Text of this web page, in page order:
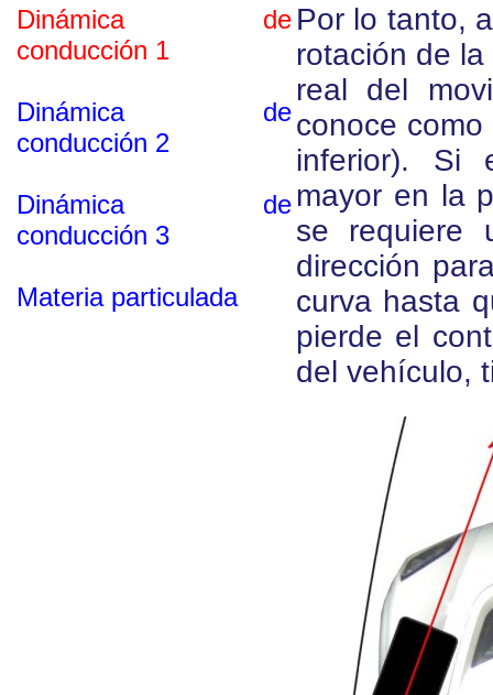
Dinámica de
conducción 1
Dinámica de
conducción 2
Dinámica de
conducción 3
Materia particulada
Por lo tanto,
rotación de
real del
conoce
inferior). Si
mayor en la
se requiere
dirección
curva hasta
pierde el
del vehículo,